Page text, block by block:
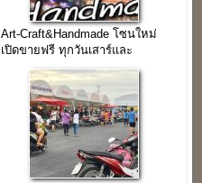
Art-Craft&Handmade โซนใหม่
เปิดขายฟรี ทุกวันเสาร์และ